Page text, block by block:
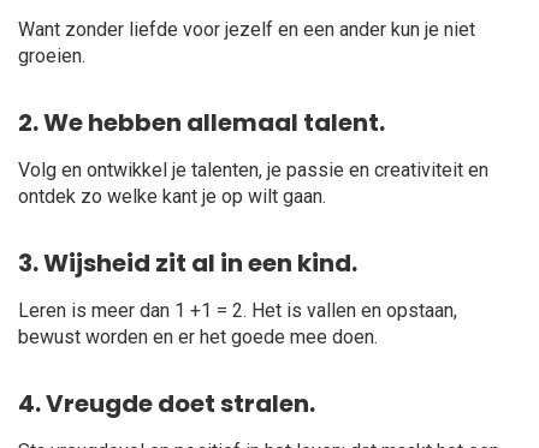
Want zonder liefde voor jezelf en een ander kun je niet
groeien.
2. We hebben allemaal talent.
Volg en ontwikkel je talenten, je passie en creativiteit en
ontdek zo welke kant je op wilt gaan.
3. Wijsheid zit al in een kind.
Leren is meer dan 1 +1 = 2. Het is vallen en opstaan,
bewust worden en er het goede mee doen.
4. Vreugde doet stralen.